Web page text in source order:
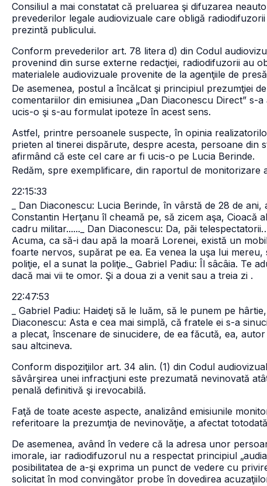
Consiliul a mai constatat că preluarea şi difuzarea
prevederilor legale audiovizuale care obligă
prezintă publicului.
Conform prevederilor art. 78 litera d) din Codul
provenind din surse externe redacţiei, radiodifuzorii au
materialele audiovizuale provenite de la agenţiile de
De asemenea, postul a încălcat şi principiul prezumţiei
comentariilor din emisiunea „Dan Diaconescu Direct”
ucis-o şi s-au formulat ipoteze în acest sens.
Astfel, printre persoanele suspecte, în opinia
prieten al tinerei dispărute, despre acesta, persoane
afirmând că este cel care ar fi ucis-o pe Lucia Berinde.
Redăm, spre exemplificare, din raportul de monitorizare
22:15:33
_ Dan Diaconescu: Lucia Berinde, în vârstă de 28 de
Constantin Herţanu îl cheamă pe, să zicem aşa, Cioacă
cadru militar...... _ Dan Diaconescu: Da, păi
Acuma, ca să-i dau apă la moară Lorenei, există un
foarte nervos, supărat pe ea. Ea venea la uşa lui
poliţie, el a sunat la poliţie. _ Gabriel Padiu: Îl sâcâia. Te
dacă mai vii te omor. Şi a doua zi a venit sau a treia zi .
22:47:53
_ Gabriel Padiu: Haideţi să le luăm, să le punem pe
Diaconescu: Asta e cea mai simplă, că fratele ei s-a
a plecat, înscenare de sinucidere, de ea făcută, ea,
sau altcineva.
Conform dispoziţiilor art. 34 alin. (1) din Codul
săvârşirea unei infracţiuni este prezumată nevinovată
penală definitivă şi irevocabilă.
Faţă de toate aceste aspecte, analizând emisiunile
referitoare la prezumţia de nevinovăţie, a afectat
De asemenea, având în vedere că la adresa unor
imorale, iar radiodifuzorul nu a respectat principiul
posibilitatea de a-şi exprima un punct de vedere cu
solicitat în mod convingător probe în dovedirea